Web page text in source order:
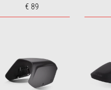
€ 89